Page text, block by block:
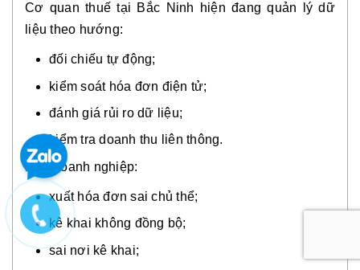
Cơ quan thuế tại Bắc Ninh hiện đang quản lý dữ
liệu theo hướng:
đối chiếu tự động;
kiểm soát hóa đơn điện tử;
đánh giá rủi ro dữ liệu;
kiểm tra doanh thu liên thông.
Nếu doanh nghiệp:
xuất hóa đơn sai chủ thể;
kê khai không đồng bộ;
sai nơi kê khai;